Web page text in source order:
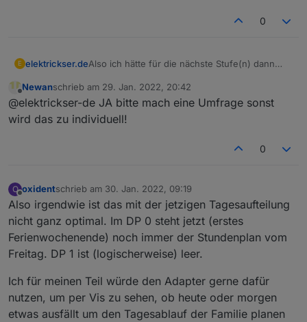
0
E elektrickser.deAlso ich hätte für die nächste Stufe(n) dann
Lehreranzeige
Fächer in Klarnamen (zu konfigurieren in
den Adapter-Einstellungen
Studenplanvorlagen für die VIS
bin ich im Moment dran
wir können ja mal Ideen sammeln und dann
eine Umfrage machen und ermittteln was am
Offline
Newanschrieb am 29. Jan. 2022, 20:42
zuletzt editiert von
@elektrickser-de JA bitte mach eine Umfrage sonst
wird das zu individuell!
0
O
Offline
oxidentschrieb am 30. Jan. 2022, 09:19
zuletzt editiert von
Also irgendwie ist das mit der jetzigen Tagesaufteilung
nicht ganz optimal. Im DP 0 steht jetzt (erstes
Ferienwochenende) noch immer der Stundenplan vom
Freitag. DP 1 ist (logischerweise) leer.
Ich für meinen Teil würde den Adapter gerne dafür
nutzen, um per Vis zu sehen, ob heute oder morgen
etwas ausfällt um den Tagesablauf der Familie planen